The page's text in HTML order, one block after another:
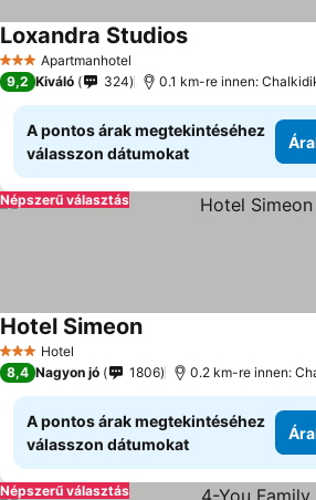
3 KategóriaApartmanhotel
Loxandra StudiosÁrak
9,2 Kiváló 324 0.1 km-re innen:
A pontos árak megtekintéséhez
válasszon dátumokat
Népszerű választás
3 Kategória
Hotel
Hotel SimeonÁrak megjelenítése
8,4 Nagyon jó 1806 0.2 km-re innen:
A pontos árak megtekintéséhez
válasszon dátumokat
Népszerű választás